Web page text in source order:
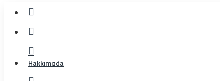
Hakkımızda